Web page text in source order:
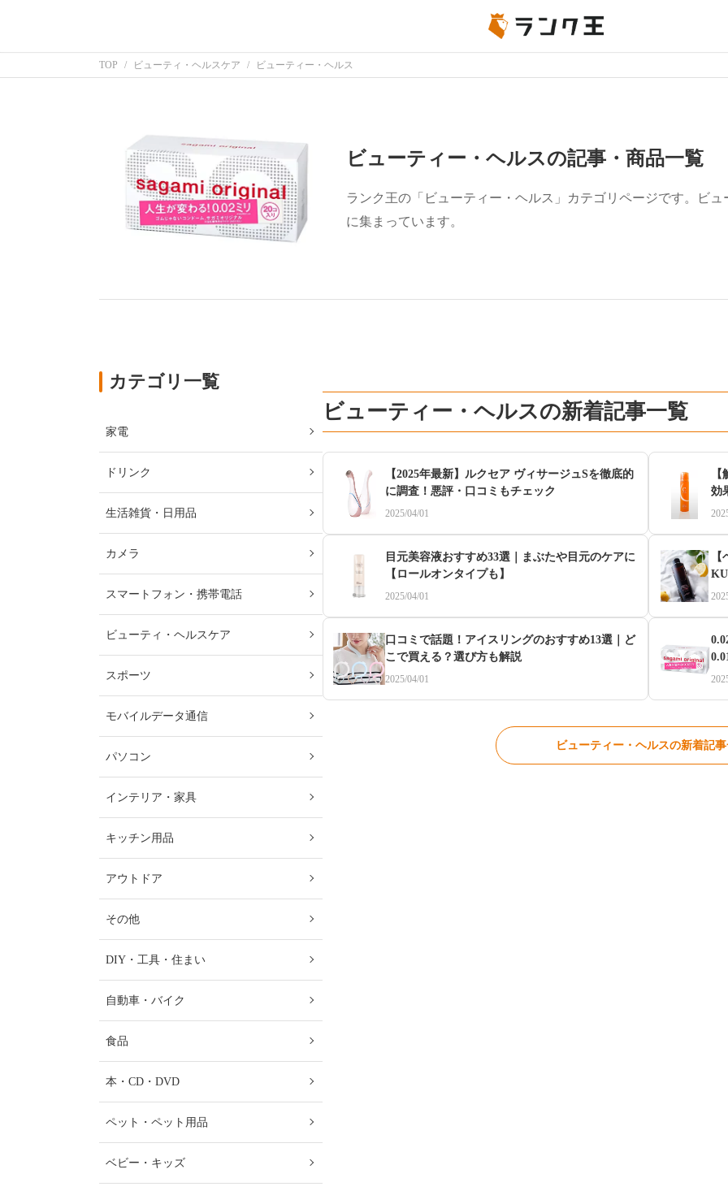
TOP ビューティ・ヘルスケア ビューティー・ヘルス
ビューティー・ヘルスの記事・商品一覧
ランク王の「ビューティー・ヘルス」カテゴリページです。ビ
に集まっています。
ビューティー・ヘルスの新着記事一覧
【2025年最新】ルクセア ヴィサージュSを徹底的
に調査！悪評・口コミもチェック
2025/04/01
効
目元美容液おすすめ33選｜まぶたや目元のケアに
【ロールオンタイプも】
2025/04/01
口コミで話題！アイスリングのおすすめ13選｜ど
こで買える？選び方も解説
2025/04/01
ビューティー・ヘルスの新着記
カテゴリ一覧
家電
ドリンク
生活雑貨・日用品
カメラ
スマートフォン・携帯電話
ビューティ・ヘルスケア
スポーツ
モバイルデータ通信
パソコン
インテリア・家具
キッチン用品
アウトドア
その他
DIY・工具・住まい
自動車・バイク
食品
本・CD・DVD
ペット・ペット用品
ベビー・キッズ